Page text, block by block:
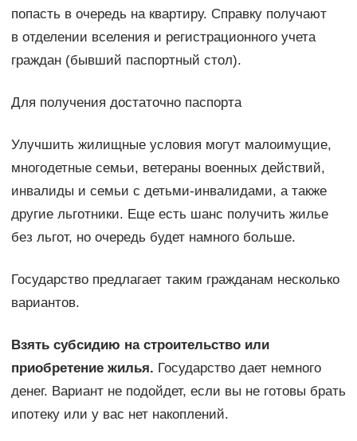
попасть в очередь на квартиру. Справку получают
в отделении вселения и регистрационного учета
граждан (бывший паспортный стол).
Для получения достаточно паспорта
Улучшить жилищные условия могут малоимущие,
многодетные семьи, ветераны военных действий,
инвалиды и семьи с детьми-инвалидами, а также
другие льготники. Еще есть шанс получить жилье
без льгот, но очередь будет намного больше.
Государство предлагает таким гражданам несколько
вариантов.
Взять субсидию на строительство или
приобретение жилья. Государство дает немного
денег. Вариант не подойдет, если вы не готовы брать
ипотеку или у вас нет накоплений.